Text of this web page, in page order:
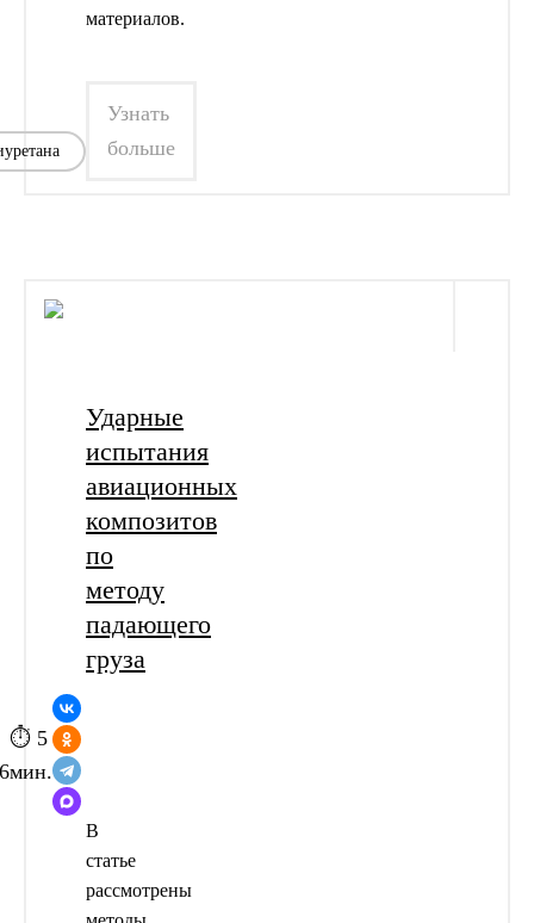
материалов.
Узнать
больше
Ударные
испытания
авиационных
композитов
по
методу
падающего
груза
⏱ 5
мин.
В
статье
рассмотрены